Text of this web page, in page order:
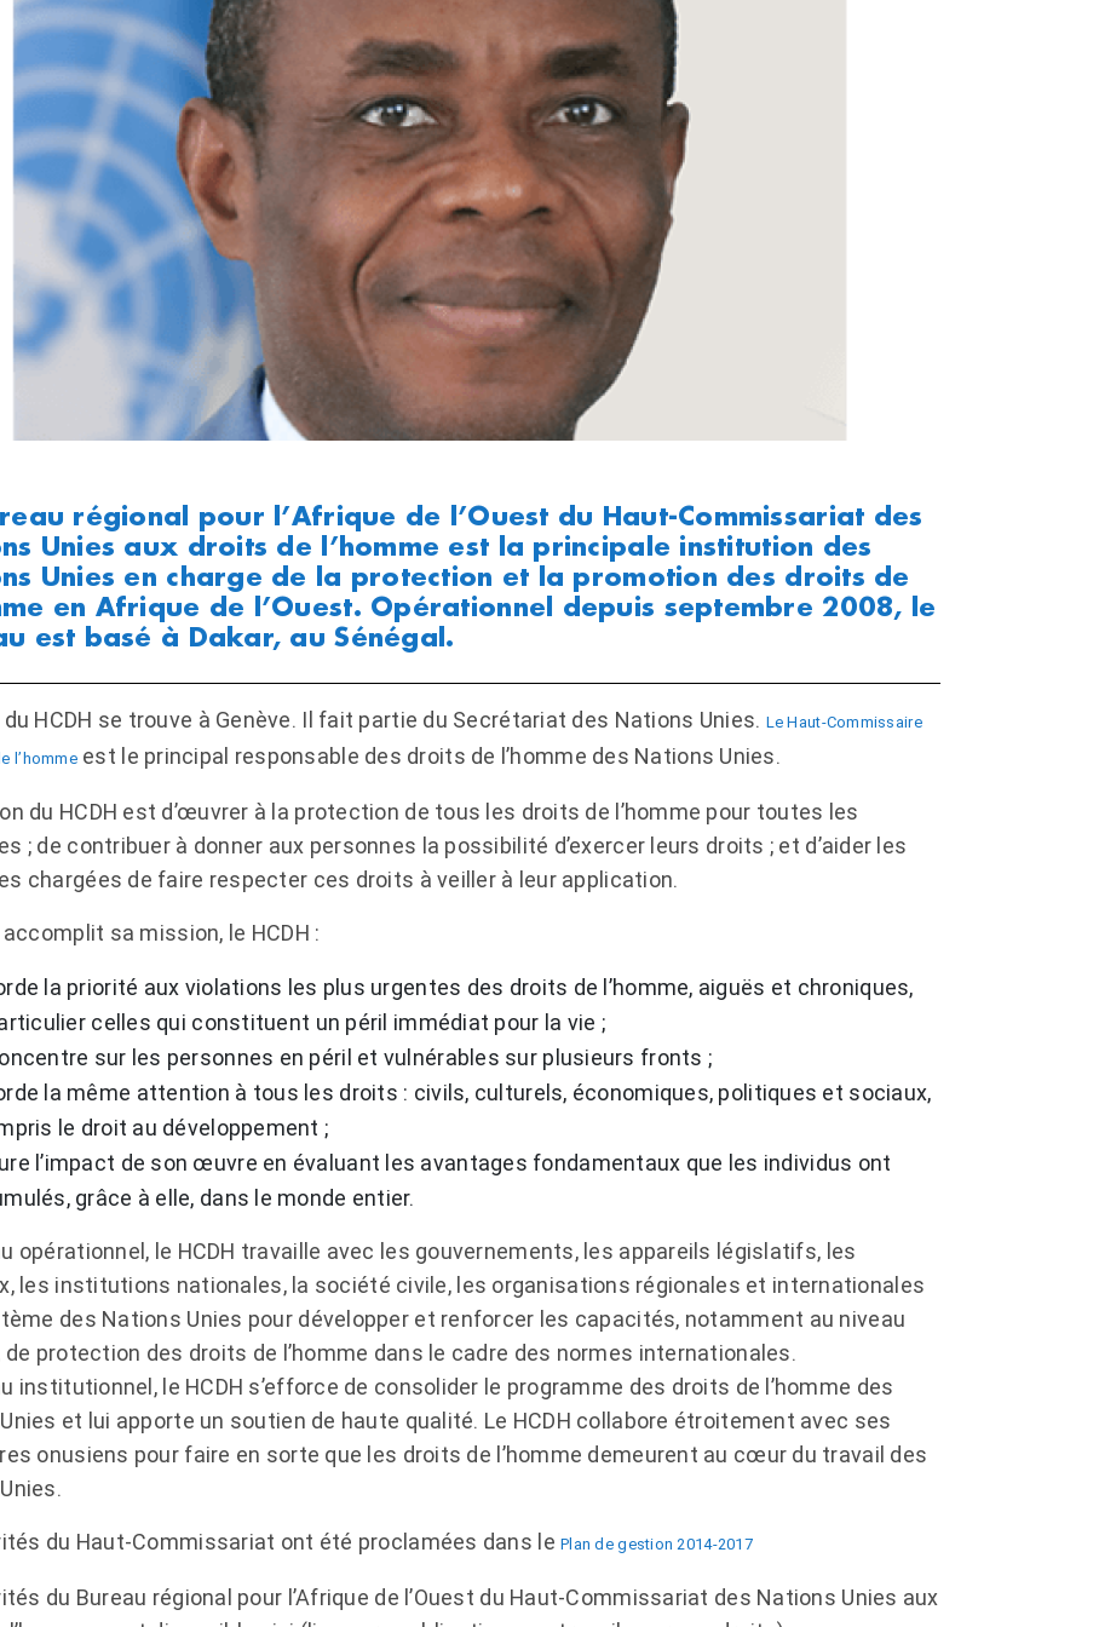
régional pour l’Afrique de l’Ouest du Haut-Commissariat des
Unies aux droits de l’homme est la principale institution des
Unies en charge de la protection et la promotion des droits de
en Afrique de l’Ouest. Opérationnel depuis septembre 2008, le
est basé à Dakar, au Sénégal.
du HCDH se trouve à Genève. Il fait partie du Secrétariat des Nations Unies. Le Haut-Commissaire
l’hommeest le principal responsable des droits de l’homme des Nations Unies.
du HCDH est d’œuvrer à la protection de tous les droits de l’homme pour toutes les
; de contribuer à donner aux personnes la possibilité d’exercer leurs droits ; et d’aider les
chargées de faire respecter ces droits à veiller à leur application.
accomplit sa mission, le HCDH :
la priorité aux violations les plus urgentes des droits de l’homme, aiguës et chroniques,
celles qui constituent un péril immédiat pour la vie ;
sur les personnes en péril et vulnérables sur plusieurs fronts ;
la même attention à tous les droits : civils, culturels, économiques, politiques et sociaux,
le droit au développement ;
l’impact de son œuvre en évaluant les avantages fondamentaux que les individus ont
grâce à elle, dans le monde entier.
opérationnel, le HCDH travaille avec les gouvernements, les appareils législatifs, les
les institutions nationales, la société civile, les organisations régionales et internationales
des Nations Unies pour développer et renforcer les capacités, notamment au niveau
de protection des droits de l’homme dans le cadre des normes internationales.
institutionnel, le HCDH s’efforce de consolider le programme des droits de l’homme des
et lui apporte un soutien de haute qualité. Le HCDH collabore étroitement avec ses
onusiens pour faire en sorte que les droits de l’homme demeurent au cœur du travail des
du Haut-Commissariat ont été proclamées dans lePlan de gestion 2014-2017
du Bureau régional pour l’Afrique de l’Ouest du Haut-Commissariat des Nations Unies aux